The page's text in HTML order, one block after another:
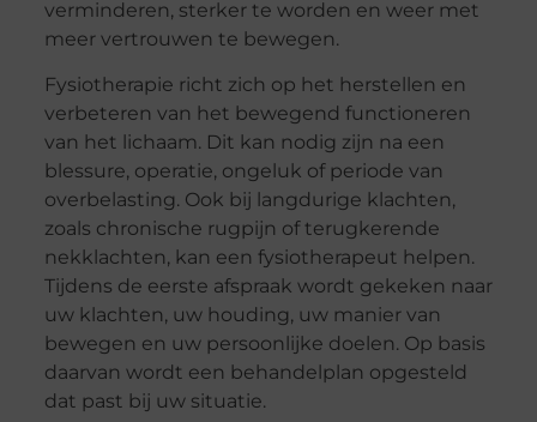
verminderen, sterker te worden en weer met
meer vertrouwen te bewegen.
Fysiotherapie richt zich op het herstellen en
verbeteren van het bewegend functioneren
van het lichaam. Dit kan nodig zijn na een
blessure, operatie, ongeluk of periode van
overbelasting. Ook bij langdurige klachten,
zoals chronische rugpijn of terugkerende
nekklachten, kan een fysiotherapeut helpen.
Tijdens de eerste afspraak wordt gekeken naar
uw klachten, uw houding, uw manier van
bewegen en uw persoonlijke doelen. Op basis
daarvan wordt een behandelplan opgesteld
dat past bij uw situatie.